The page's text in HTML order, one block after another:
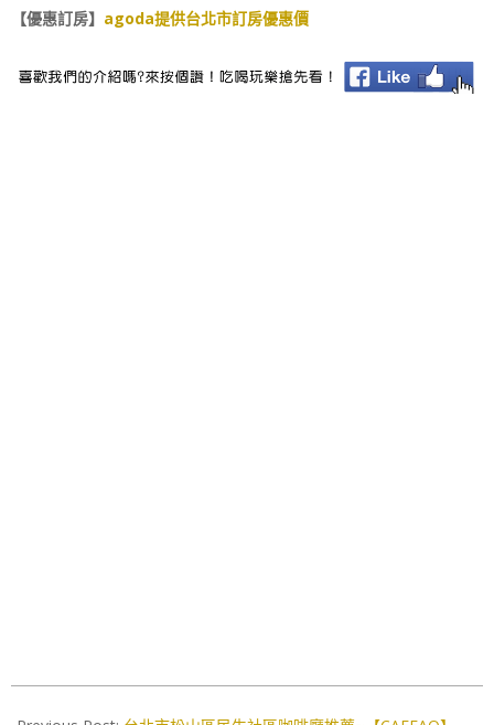
【優惠訂房】 agoda提供台北市訂房優惠價